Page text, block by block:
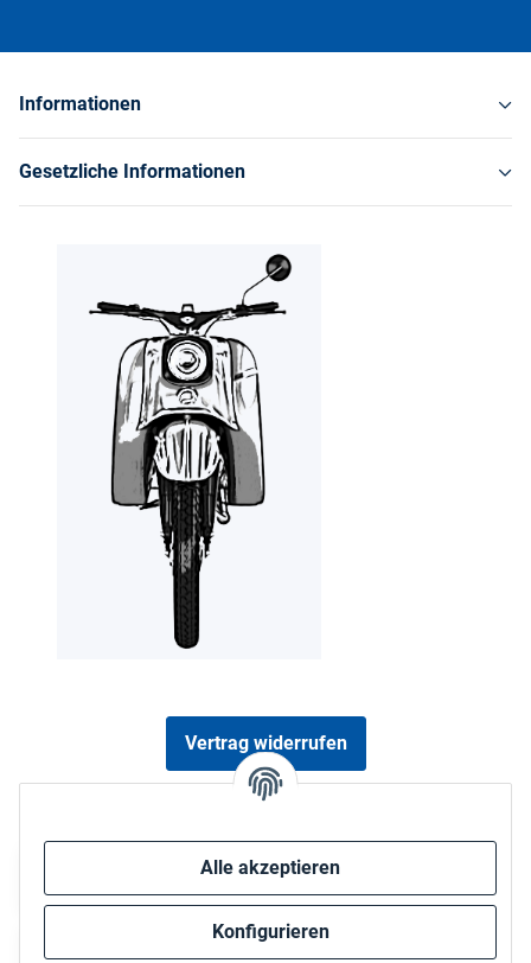
Alle akzeptieren
Konfigurieren
Informationen
Gesetzliche Informationen
Vertrag widerrufen